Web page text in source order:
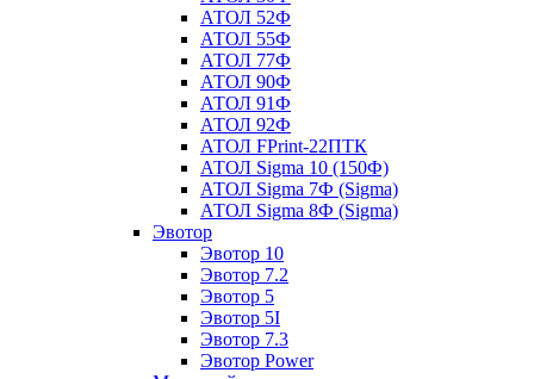
АТОЛ 52Ф
АТОЛ 55Ф
АТОЛ 77Ф
АТОЛ 90Ф
АТОЛ 91Ф
АТОЛ 92Ф
АТОЛ FPrint-22ПТК
АТОЛ Sigma 10 (150Ф)
АТОЛ Sigma 7Ф (Sigma)
АТОЛ Sigma 8Ф (Sigma)
Эвотор
Эвотор 10
Эвотор 7.2
Эвотор 5
Эвотор 5I
Эвотор 7.3
Эвотор Power